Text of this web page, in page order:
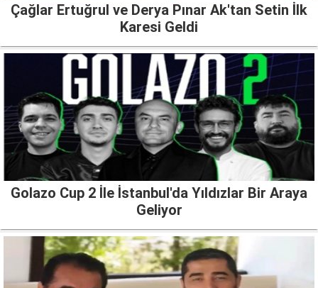
Çağlar Ertuğrul ve Derya Pınar Ak'tan Setin İlk
Karesi Geldi
Golazo Cup 2 İle İstanbul'da Yıldızlar Bir Araya
Geliyor